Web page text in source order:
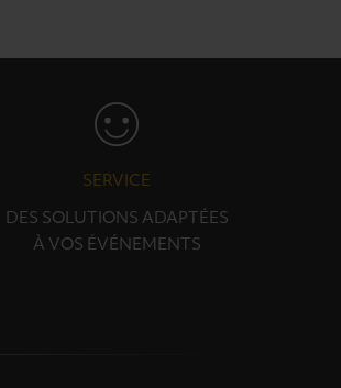
SERVICE
DES SOLUTIONS ADAPTÉES
À VOS ÉVÉNEMENTS